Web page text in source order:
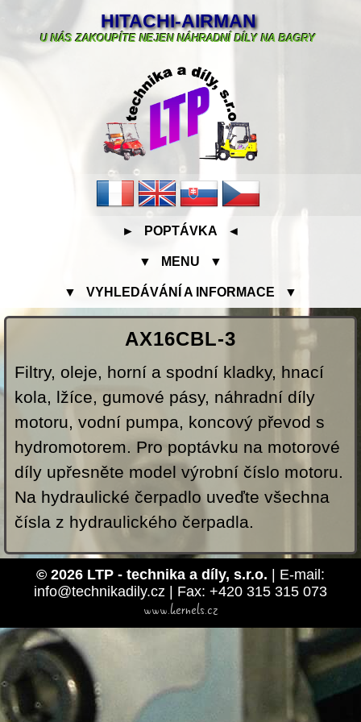
HITACHI-AIRMAN
U NÁS ZAKOUPÍTE NEJEN NÁHRADNÍ DÍLY NA BAGRY
► POPTÁVKA ◄
▼ MENU ▼
▼ VYHLEDÁVÁNÍ A INFORMACE ▼
AX16CBL-3
Filtry, oleje, horní a spodní kladky, hnací
kola, lžíce, gumové pásy, náhradní díly
motoru, vodní pumpa, koncový převod s
hydromotorem. Pro poptávku na motorové
díly upřesněte model výrobní číslo motoru.
Na hydraulické čerpadlo uveďte všechna
čísla z hydraulického čerpadla.
© 2026 LTP - technika a díly, s.r.o. | E-mail:
info@technikadily.cz | Fax: +420 315 315 073
www.kernels.cz